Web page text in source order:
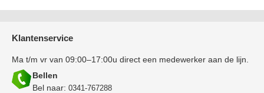
Klantenservice
Ma t/m vr van 09:00–17:00u direct een medewerker aan de lijn.
Bellen
Bel naar: 0341-767288